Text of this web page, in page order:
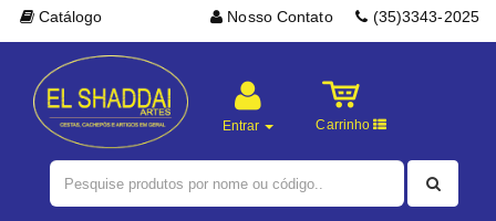
Nosso Contato (35)3343-2025
Catálogo
Entrar Carrinho